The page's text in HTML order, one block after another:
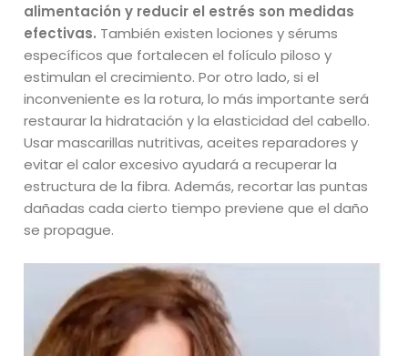
alimentación y reducir el estrés son medidas
efectivas. También existen lociones y sérums
específicos que fortalecen el folículo piloso y
estimulan el crecimiento. Por otro lado, si el
inconveniente es la rotura, lo más importante será
restaurar la hidratación y la elasticidad del cabello.
Usar mascarillas nutritivas, aceites reparadores y
evitar el calor excesivo ayudará a recuperar la
estructura de la fibra. Además, recortar las puntas
dañadas cada cierto tiempo previene que el daño
se propague.